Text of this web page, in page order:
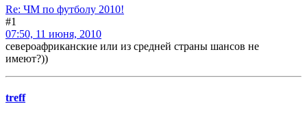
Re: ЧМ по футболу 2010!
#1
07:50, 11 июня, 2010
североафриканские или из средней страны шансов не
имеют?))
treff